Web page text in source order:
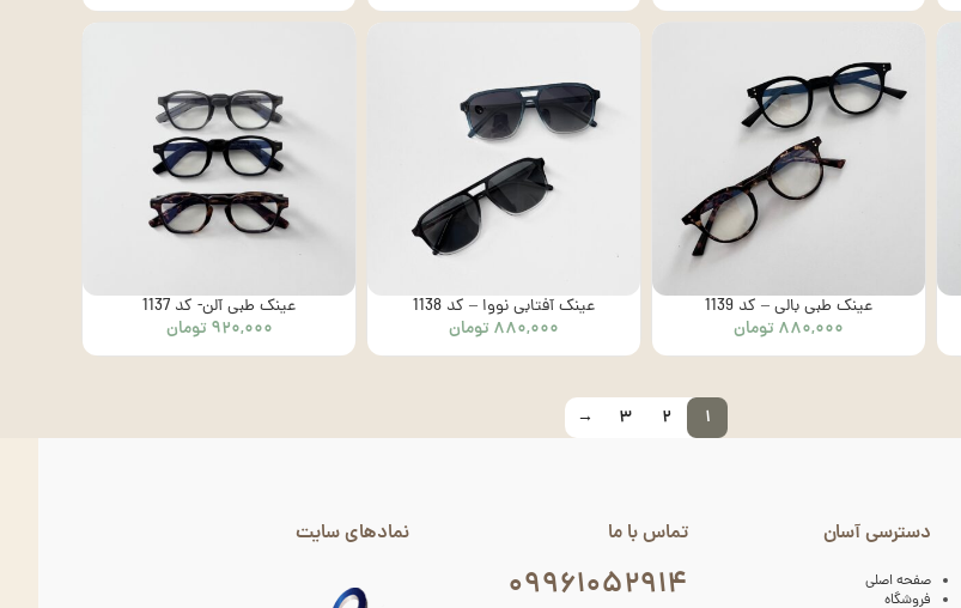
عینک طبی بالی – کد 1139
۸۸۰,۰۰۰ تومان
عینک آفتابی نووا – کد 1138
۸۸۰,۰۰۰ تومان
عینک طبی آلن- کد 1137
۹۲۰,۰۰۰ تومان
۱ ۲ ۳ →
دسترسی آسان
صفحه اصلی
فروشگاه
تماس با ما
۰۹۹۶۱۰۵۲۹۱۴
نمادهای سایت